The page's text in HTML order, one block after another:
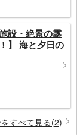
設・絶景の露
】 海と夕日の
すべて見る(2)